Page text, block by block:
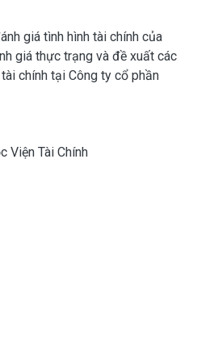
giá tình hình tài chính của
giá thực trạng và đề xuất các
chính tại Công ty cổ phần
Viện Tài Chính